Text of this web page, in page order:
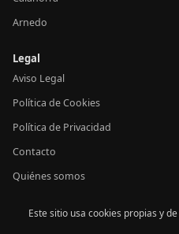
Arnedo
Legal
Aviso Legal
Política de Cookies
Política de Privacidad
Contacto
Quiénes somos
© 2026
Este sitio usa cookies propias y